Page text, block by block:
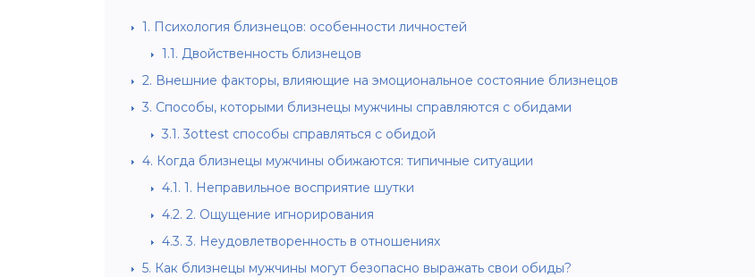
1. Психология близнецов: особенности личностей
1.1. Двойственность близнецов
2. Внешние факторы, влияющие на эмоциональное состояние близнецов
3. Способы, которыми близнецы мужчины справляются с обидами
3.1. 3ottest способы справляться с обидой
4. Когда близнецы мужчины обижаются: типичные ситуации
4.1. 1. Неправильное восприятие шутки
4.2. 2. Ощущение игнорирования
4.3. 3. Неудовлетворенность в отношениях
5. Как близнецы мужчины могут безопасно выражать свои обиды?